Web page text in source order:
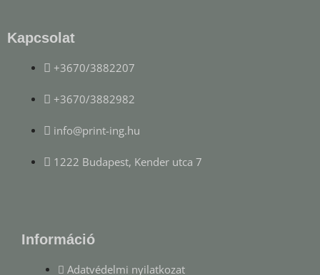
Kapcsolat
+3670/3882207
+3670/3882982
info@print-ing.hu
1222 Budapest, Kender utca 7
Információ
Adatvédelmi nyilatkozat